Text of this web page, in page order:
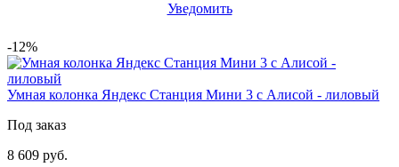
Уведомить
-12%
Умная колонка Яндекс Станция Мини 3 с Алисой - лиловый
Под заказ
8 609 руб.